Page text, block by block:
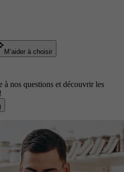
M’aider à choisir
à nos questions et découvrir les